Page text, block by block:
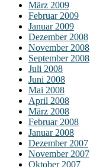
März 2009
Februar 2009
Januar 2009
Dezember 2008
November 2008
September 2008
Juli 2008
Juni 2008
Mai 2008
April 2008
März 2008
Februar 2008
Januar 2008
Dezember 2007
November 2007
Oktober 2007